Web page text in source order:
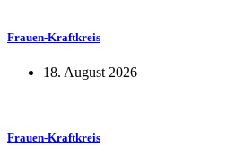
Frauen-Kraftkreis
18. August 2026
Frauen-Kraftkreis